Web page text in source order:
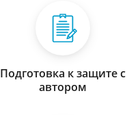
Подготовка к защите с
автором